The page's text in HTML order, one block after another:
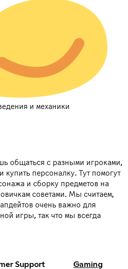
и механики
общаться с разными игроками,
купить персоналку. Тут помогут
и сборку предметов на
советами. Мы считаем,
очень важно для
игры, так что мы всегда
Support Gaming